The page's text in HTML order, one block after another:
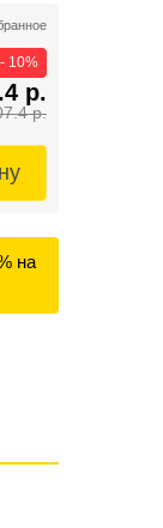
р.
р.
- 10%
на